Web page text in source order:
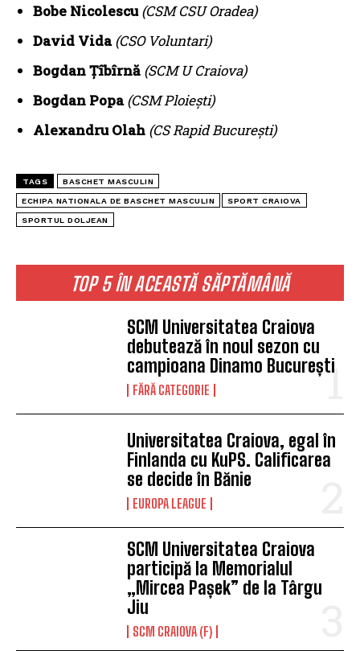
TOP 5 ÎN ACEASTĂ SĂPTĂMÂNĂ
SCM Universitatea Craiova
debutează în noul sezon cu
campioana Dinamo București
FĂRĂ CATEGORIE
Universitatea Craiova, egal în
Finlanda cu KuPS. Calificarea
se decide în Bănie
EUROPA LEAGUE
SCM Universitatea Craiova
participă la Memorialul
„Mircea Pașek” de la Târgu
Jiu
SCM CRAIOVA (F)
Bobe Nicolescu (CSM CSU Oradea)
David Vida (CSO Voluntari)
Bogdan Țîbîrnă (SCM U Craiova)
Bogdan Popa (CSM Ploiești)
Alexandru Olah (CS Rapid București)
TAGS BASCHET MASCULIN
ECHIPA NATIONALA DE BASCHET MASCULIN SPORT CRAIOVA
SPORTUL DOLJEAN